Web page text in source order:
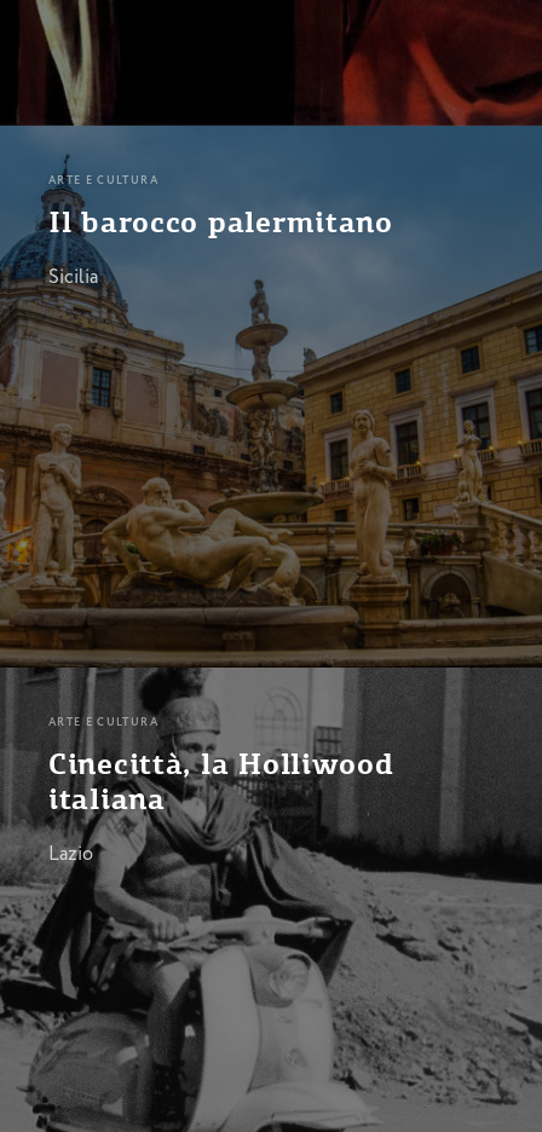
ARTE E CULTURA
Il barocco palermitano
Sicilia
ARTE E CULTURA
Cinecittà, la Holliwood
italiana
Lazio